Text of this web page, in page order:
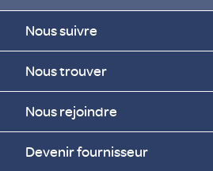
Nous suivre
Nous trouver
Nous rejoindre
Devenir fournisseur